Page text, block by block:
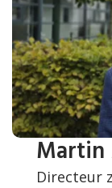
Directeur